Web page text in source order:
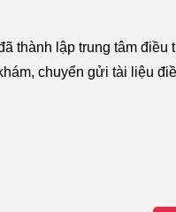
thành lập trung tâm
chuyển gửi tài liệu